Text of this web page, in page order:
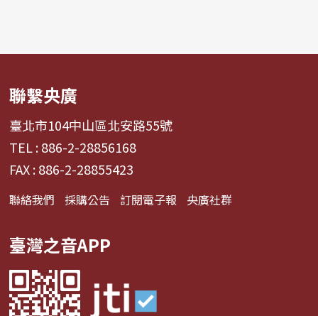
聯繫央廣
臺北市104中山區北安路55號
TEL : 886-2-28856168
FAX : 886-2-28855423
聯絡我們 採購公告 訂閱電子報 央廣社群
臺灣之音APP